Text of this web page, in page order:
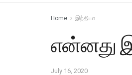
Home இந்தியா
என்னது
July 16, 2020